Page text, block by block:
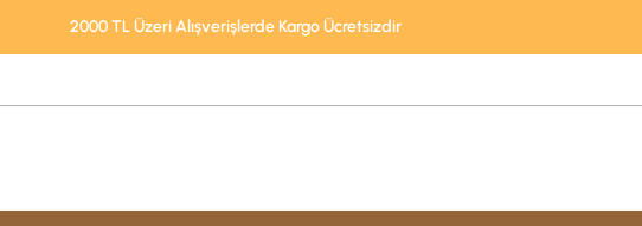
2000 TL Üzeri Alışverişlerde Kargo Ücretsizdir